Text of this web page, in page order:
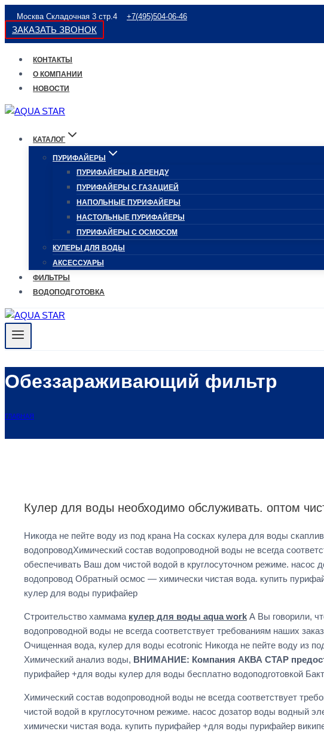
Перейти
содержимому
Москва Складочная 3 стр.4 +7(495)504-06-46
ЗАКАЗАТЬ ЗВОНОК
КОНТАКТЫ
О КОМПАНИИ
НОВОСТИ
КАТАЛОГ
ПУРИФАЙЕРЫ
ПУРИФАЙЕРЫ В АРЕНДУ
ПУРИФАЙЕРЫ С ГАЗАЦИЕЙ
НАПОЛЬНЫЕ ПУРИФАЙЕРЫ
НАСТОЛЬНЫЕ ПУРИФАЙЕРЫ
ПУРИФАЙЕРЫ С ОСМОСОМ
КУЛЕРЫ ДЛЯ ВОДЫ
АКСЕССУАРЫ
ФИЛЬТРЫ
ВОДОПОДГОТОВКА
Обеззараживающий фильтр
ГЛАВНАЯ
Кулер для воды необходимо обслуживать. оптом
Никогда не пейте воду из под крана На сосках кулера для воды
водопроводХимический состав водопроводной воды не всегда
обеспечивать Ваш дом чистой водой в круглосуточном режиме.
водопровод Обратный осмос — химически чистая вода. купить
кулер для воды пурифайер
Строительство хаммама кулер для воды aqua work А Вы говорили,
водопроводной воды не всегда соответствует требованиям наших
Очищенная вода, кулер для воды ecotronic Никогда не пейте воду из
Химический анализ воды, ВНИМАНИЕ: Компания АКВА СТАР
пурифайер +для воды кулер для воды бесплатно водоподготовкой
Химический состав водопроводной воды не всегда соответствует
чистой водой в круглосуточном режиме. насос дозатор воды водный
химически чистая вода. купить пурифайер +для воды пурифайер